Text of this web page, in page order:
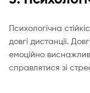
Психологічна
довгі дистанції.
емоційно
справлятися зі